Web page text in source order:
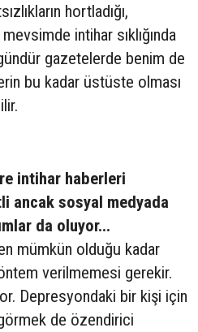
hortladığı,
intihar sıklığında
gazetelerde benim de
bu kadar üstüste olması
intihar haberleri
ancak sosyal medyada
da oluyor...
mümkün olduğu kadar
verilmemesi gerekir.
Depresyondaki bir kişi için
de özendirici